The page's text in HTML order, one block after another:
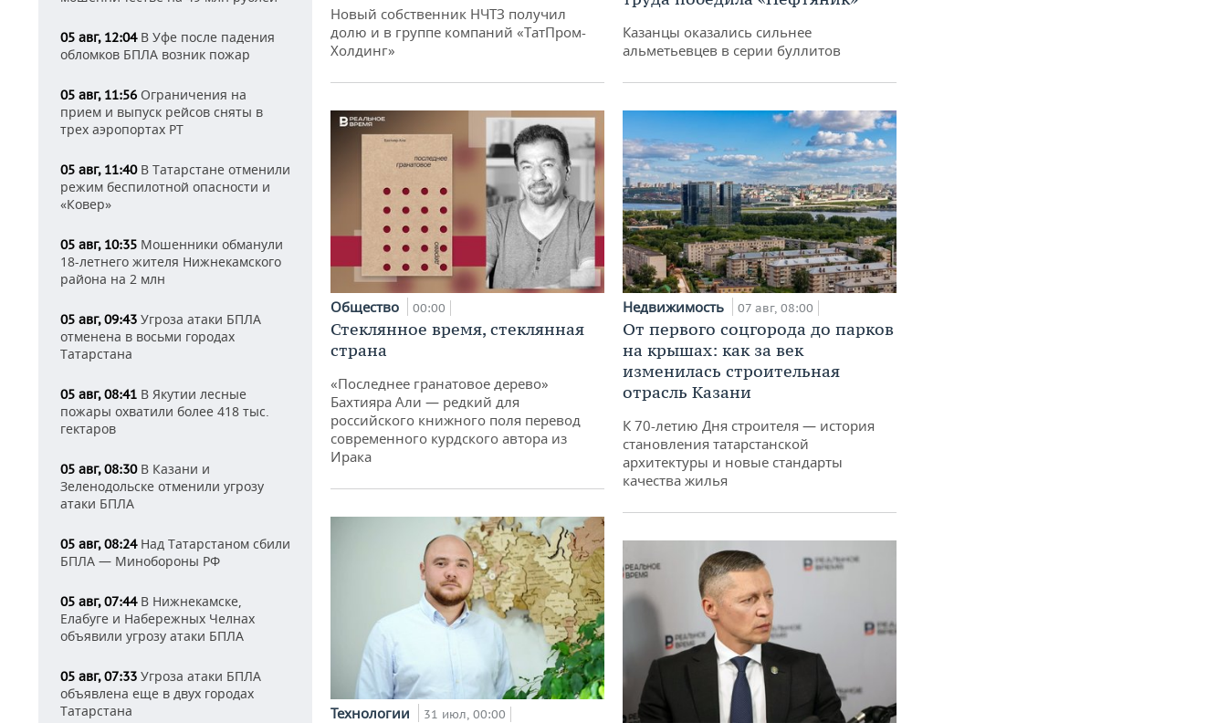
05 авг, 12:04В Уфе после падения
обломков БПЛА возник пожар
05 авг, 11:56 Ограничения на
прием и выпуск рейсов сняты в
трех аэропортах РТ
05 авг, 11:40В Татарстане отменили
режим беспилотной опасности и
«Ковер»
05 авг, 10:35 Мошенники обманули
18-летнего жителя Нижнекамского
района на 2 млн
05 авг, 09:43 Угроза атаки БПЛА
отменена в восьми городах
Татарстана
05 авг, 08:41 В Якутии лесные
пожары охватили более 418 тыс.
гектаров
05 авг, 08:30В Казани и
Зеленодольске отменили угрозу
атаки БПЛА
05 авг, 08:24Над Татарстаном сбили
БПЛА — Минобороны РФ
05 авг, 07:44В Нижнекамске,
Елабуге и Набережных Челнах
объявили угрозу атаки БПЛА
05 авг, 07:33 Угроза атаки БПЛА
объявлена еще в двух городах
Татарстана
Новый собственник НЧТЗ получил
долю и в группе компаний «ТатПром-
Холдинг»
Общество 00:00
Стеклянное время, стеклянная
страна
«Последнее гранатовое дерево»
Бахтияра Али — редкий для
российского книжного поля перевод
современного курдского автора из
Ирака
Технологии 31 июл, 00:00
Казанцы оказались сильнее
альметьевцев в серии буллитов
Недвижимость 07 авг, 08:00
От первого соцгорода до парков
на крышах: как за век
изменилась строительная
отрасль Казани
К 70-летию Дня строителя — история
становления татарстанской
архитектуры и новые стандарты
качества жилья